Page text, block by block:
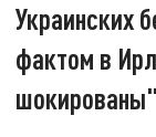
Украинских
фактом в
шокированы"